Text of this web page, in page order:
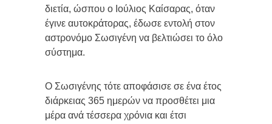
διετία, ώσπου ο Ιούλιος Καίσαρας, όταν
έγινε αυτοκράτορας, έδωσε εντολή στον
αστρονόμο Σωσιγένη να βελτιώσει το όλο
σύστημα.
Ο Σωσιγένης τότε αποφάσισε σε ένα έτος
διάρκειας 365 ημερών να προσθέτει μια
μέρα ανά τέσσερα χρόνια και έτσι